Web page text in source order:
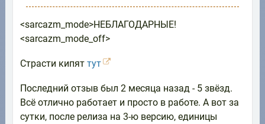
<sarcazm_mode>НЕБЛАГОДАРНЫЕ!
<sarcazm_mode_off>
Страсти кипят тут
Последний отзыв был 2 месяца назад - 5 звёзд.
Всё отлично работает и просто в работе. А вот за
сутки, после релиза на 3-ю версию, единицы